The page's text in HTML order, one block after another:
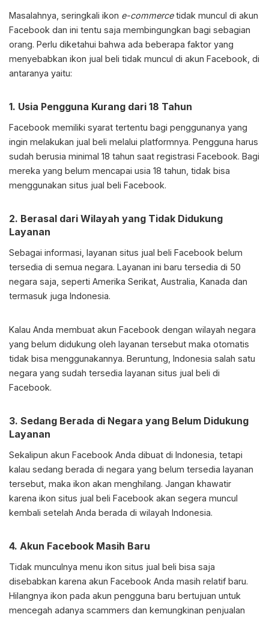
Masalahnya, seringkali ikon e-commercetidak muncul di akun
Facebook dan ini tentu saja membingungkan bagi sebagian
orang. Perlu diketahui bahwa ada beberapa faktor yang
menyebabkan ikon jual beli tidak muncul di akun Facebook, di
antaranya yaitu:
1. Usia Pengguna Kurang dari 18 Tahun
Facebook memiliki syarat tertentu bagi penggunanya yang
ingin melakukan jual beli melalui platformnya. Pengguna harus
sudah berusia minimal 18 tahun saat registrasi Facebook. Bagi
mereka yang belum mencapai usia 18 tahun, tidak bisa
menggunakan situs jual beli Facebook.
2. Berasal dari Wilayah yang Tidak Didukung
Layanan
Sebagai informasi, layanan situs jual beli Facebook belum
tersedia di semua negara. Layanan ini baru tersedia di 50
negara saja, seperti Amerika Serikat, Australia, Kanada dan
termasuk juga Indonesia.
Kalau Anda membuat akun Facebook dengan wilayah negara
yang belum didukung oleh layanan tersebut maka otomatis
tidak bisa menggunakannya. Beruntung, Indonesia salah satu
negara yang sudah tersedia layanan situs jual beli di
Facebook.
3. Sedang Berada di Negara yang Belum Didukung
Layanan
Sekalipun akun Facebook Anda dibuat di Indonesia, tetapi
kalau sedang berada di negara yang belum tersedia layanan
tersebut, maka ikon akan menghilang. Jangan khawatir
karena ikon situs jual beli Facebook akan segera muncul
kembali setelah Anda berada di wilayah Indonesia.
4. Akun Facebook Masih Baru
Tidak munculnya menu ikon situs jual beli bisa saja
disebabkan karena akun Facebook Anda masih relatif baru.
Hilangnya ikon pada akun pengguna baru bertujuan untuk
mencegah adanya scammers dan kemungkinan penjualan